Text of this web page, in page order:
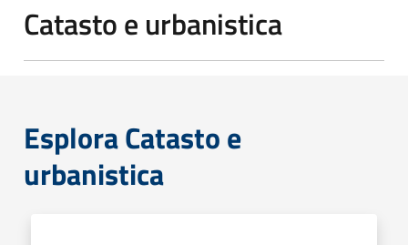
Catasto e urbanistica
Esplora Catasto e
urbanistica